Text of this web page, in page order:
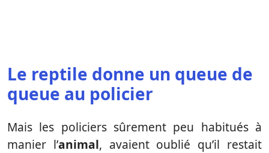
Le reptile donne un queue de
queue au policier
Mais les policiers sûrement peu habitués à
manier l’animal, avaient oublié qu’il restait